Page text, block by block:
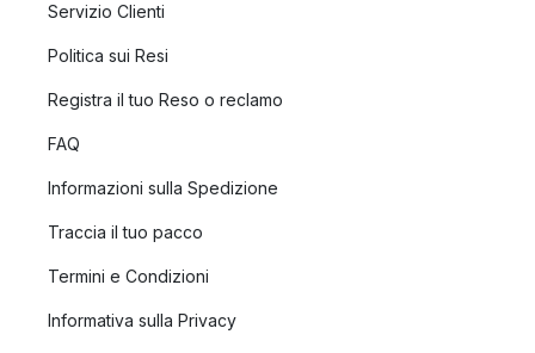
Servizio Clienti
Politica sui Resi
Registra il tuo Reso o reclamo
FAQ
Informazioni sulla Spedizione
Traccia il tuo pacco
Termini e Condizioni
Informativa sulla Privacy